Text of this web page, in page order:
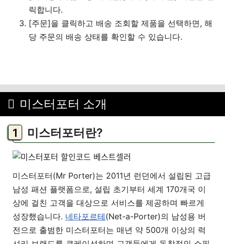
릭합니다.
[주문]을 클릭하고 배송 조회할 제품을 선택하면, 해
당 주문의 배송 상태를 확인할 수 있습니다.
미스터포터 소개
미스터포터란?
미스터포터(Mr Porter)는 2011년 런던에서 설립된 고급
남성 패션 플랫폼으로, 설립 초기부터 세계 170개국 이
상에 걸친 고객을 대상으로 서비스를 제공하며 빠르게
성장했습니다. 네타포르테(Net-a-Porter)의 남성용 버
전으로 출범한 미스터포터는 매년 약 500개 이상의 럭